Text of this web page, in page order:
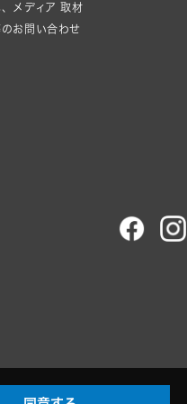
メディア 取材
お問い合わせ